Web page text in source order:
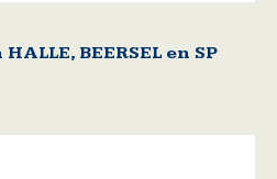
BEERSEL en SP